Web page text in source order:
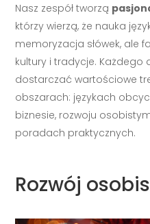
Nasz zespół tworzą
którzy wierzą, że nauka
memoryzacja słówek, ale
kultury i tradycje.
dostarczać wartościowe
obszarach: językach
biznesie, rozwoju
poradach praktycznych.
Rozwój